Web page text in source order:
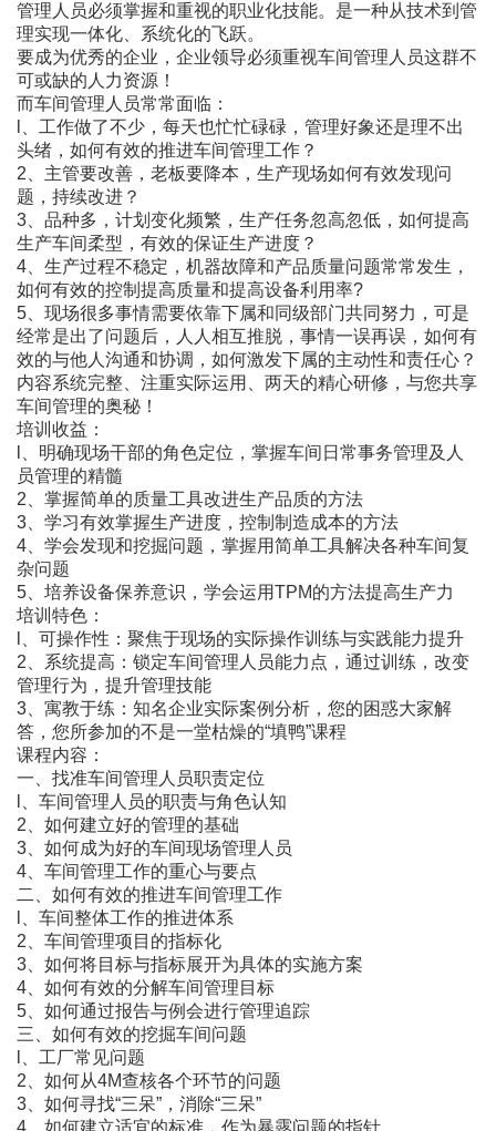
管理人员必须掌握和重视的职业化技能。是一种从技术到管
理实现一体化、系统化的飞跃。
要成为优秀的企业，企业领导必须重视车间管理人员这群不
可或缺的人力资源！
而车间管理人员常常面临：
l、工作做了不少，每天也忙忙碌碌，管理好象还是理不出
头绪，如何有效的推进车间管理工作？
2、主管要改善，老板要降本，生产现场如何有效发现问
题，持续改进？
3、品种多，计划变化频繁，生产任务忽高忽低，如何提高
生产车间柔型，有效的保证生产进度？
4、生产过程不稳定，机器故障和产品质量问题常常发生，
如何有效的控制提高质量和提高设备利用率?
5、现场很多事情需要依靠下属和同级部门共同努力，可是
经常是出了问题后，人人相互推脱，事情一误再误，如何有
效的与他人沟通和协调，如何激发下属的主动性和责任心？
内容系统完整、注重实际运用、两天的精心研修，与您共享
车间管理的奥秘！
培训收益：
l、明确现场干部的角色定位，掌握车间日常事务管理及人
员管理的精髓
2、掌握简单的质量工具改进生产品质的方法
3、学习有效掌握生产进度，控制制造成本的方法
4、学会发现和挖掘问题，掌握用简单工具解决各种车间复
杂问题
5、培养设备保养意识，学会运用TPM的方法提高生产力
培训特色：
l、可操作性：聚焦于现场的实际操作训练与实践能力提升
2、系统提高：锁定车间管理人员能力点，通过训练，改变
管理行为，提升管理技能
3、寓教于练：知名企业实际案例分析，您的困惑大家解
答，您所参加的不是一堂枯燥的“填鸭”课程
课程内容：
一、找准车间管理人员职责定位
l、车间管理人员的职责与角色认知
2、如何建立好的管理的基础
3、如何成为好的车间现场管理人员
4、车间管理工作的重心与要点
二、如何有效的推进车间管理工作
l、车间整体工作的推进体系
2、车间管理项目的指标化
3、如何将目标与指标展开为具体的实施方案
4、如何有效的分解车间管理目标
5、如何通过报告与例会进行管理追踪
三、如何有效的挖掘车间问题
l、工厂常见问题
2、如何从4M查核各个环节的问题
3、如何寻找“三呆”，消除“三呆”
4、如何建立适宜的标准，作为暴露问题的指针